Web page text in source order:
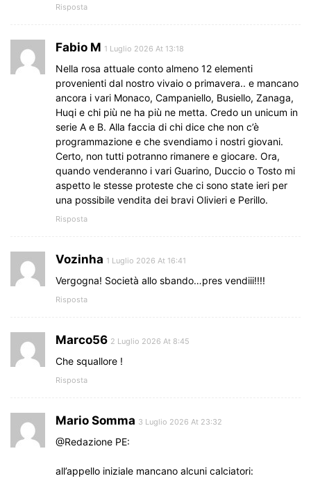
Risposta
Fabio M 1 Luglio 2026 At 13:18
Nella rosa attuale conto almeno 12 elementi
provenienti dal nostro vivaio o primavera.. e mancano
ancora i vari Monaco, Campaniello, Busiello, Zanaga,
Huqi e chi più ne ha più ne metta. Credo un unicum in
serie A e B. Alla faccia di chi dice che non c’è
programmazione e che svendiamo i nostri giovani.
Certo, non tutti potranno rimanere e giocare. Ora,
quando venderanno i vari Guarino, Duccio o Tosto mi
aspetto le stesse proteste che ci sono state ieri per
una possibile vendita dei bravi Olivieri e Perillo.
Risposta
Vozinha 1 Luglio 2026 At 16:41
Vergogna! Società allo sbando…pres vendiii!!!!
Risposta
Marco56 2 Luglio 2026 At 8:45
Che squallore !
Risposta
Mario Somma 3 Luglio 2026 At 23:32
@Redazione PE:
all’appello iniziale mancano alcuni calciatori: